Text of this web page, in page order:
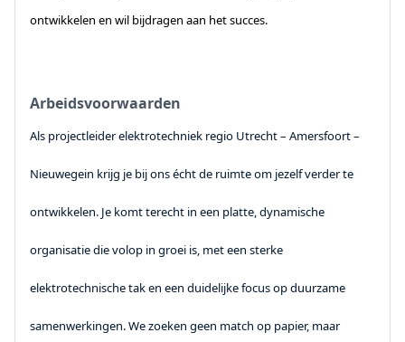
ontwikkelen en wil bijdragen aan het succes.
Arbeidsvoorwaarden
Als projectleider elektrotechniek regio Utrecht – Amersfoort –
Nieuwegein krijg je bij ons écht de ruimte om jezelf verder te
ontwikkelen. Je komt terecht in een platte, dynamische
organisatie die volop in groei is, met een sterke
elektrotechnische tak en een duidelijke focus op duurzame
samenwerkingen. We zoeken geen match op papier, maar